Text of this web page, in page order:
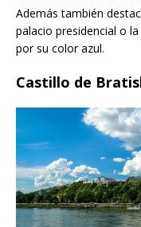
Además también
palacio presidencial o
por su color azul.
Castillo de